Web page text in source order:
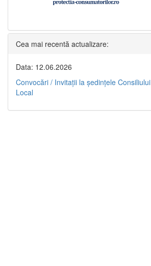
Cea mai recentă actualizare:
Data: 12.06.2026
Convocări / Invitaţii la şedinţele Consiliului
Local